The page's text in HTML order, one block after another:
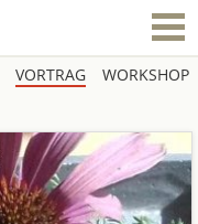
VORTRAG
WORKSHOP